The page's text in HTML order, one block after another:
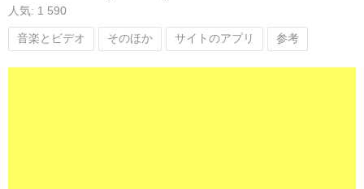
人気: 1 590
音楽とビデオ そのほか サイトのアプリ 参考